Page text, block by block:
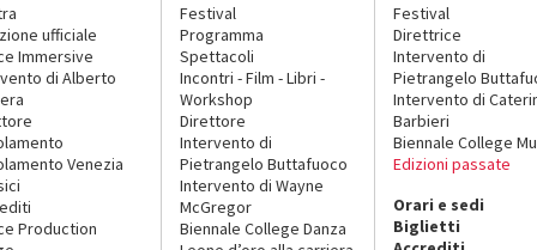
ufficiale
Immersive
di Alberto
Venezia
Production
Festival
Programma
Spettacoli
Incontri - Film - Libri -
Workshop
Direttore
Intervento di
Pietrangelo Buttafuoco
Intervento di Wayne
McGregor
Biennale College Danza
Festival
Direttrice
Intervento di
Pietrangelo
Intervento di
Barbieri
Biennale College
Edizioni passate
Orari e sedi
Biglietti